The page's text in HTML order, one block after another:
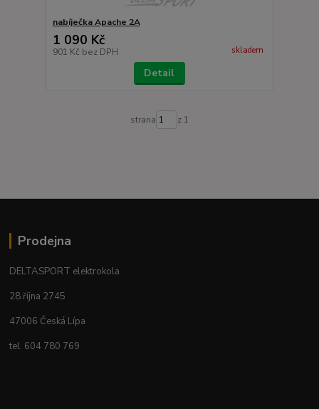
nabíječka Apache 2A
1 090 Kč
901 Kč bez DPH skladem
Detail
strana z 1
Prodejna
DELTASPORT elektrokola
28.října 2745
47006 Česká Lípa
tel. 604 780 769